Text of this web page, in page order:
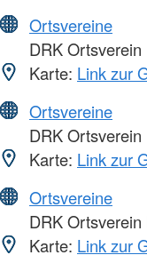
Ortsvereine
DRK
Karte: Link zur
Ortsvereine
DRK Ortsverein
Karte: Link zur
Ortsvereine
DRK
Karte: Link zur